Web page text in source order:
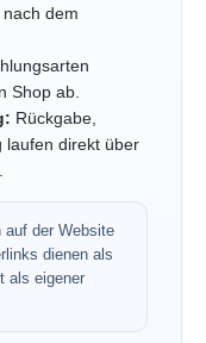
dem
Shop ab.
Rückgabe,
laufen direkt über
auf der Website
dienen als
als eigener